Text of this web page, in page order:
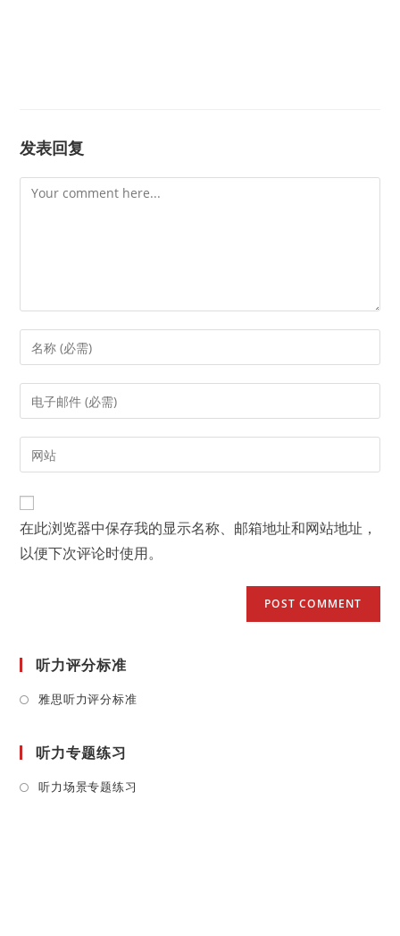
发表回复
Comment
Enter
your
name
comment
Enter
your
email
address
comment
Enter
your
website
URL
(optional)
在此浏览器中保存我的显示名称、邮箱地址和网站地址，
以便下次评论时使用。
听力评分标准
雅思听力评分标准Opens
听力专题练习
听力场景专题练习